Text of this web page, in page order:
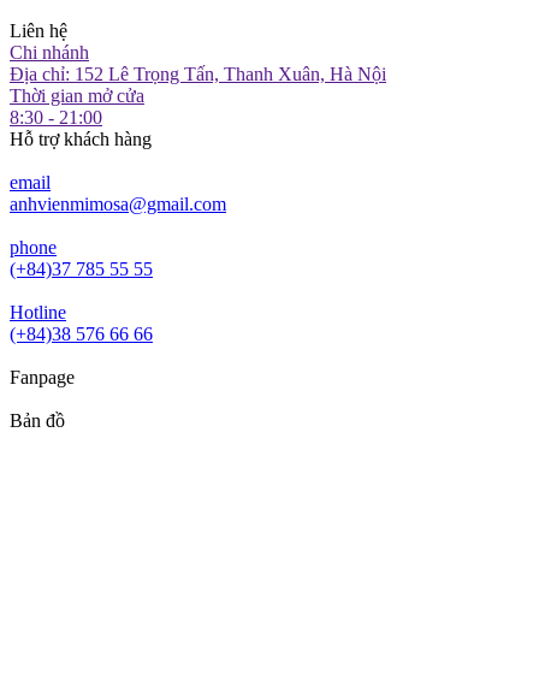
Liên hệ
Chi nhánh
Địa chỉ: 152 Lê Trọng Tấn, Thanh Xuân, Hà Nội
Thời gian mở cửa
8:30 - 21:00
Hỗ trợ khách hàng
email
anhvienmimosa@gmail.com
phone
(+84)37 785 55 55
Hotline
(+84)38 576 66 66
Fanpage
Bản đồ